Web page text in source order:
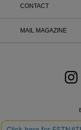
CONTACT
MAIL MAGAZINE